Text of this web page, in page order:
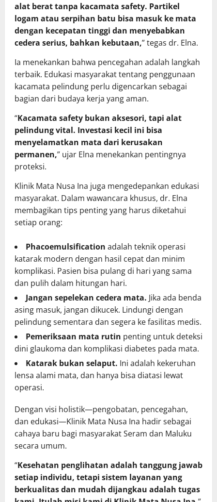
alat berat tanpa kacamata safety. Partikel
logam atau serpihan batu bisa masuk ke mata
dengan kecepatan tinggi dan menyebabkan
cedera serius, bahkan kebutaan,” tegas dr. Elna.
Ia menekankan bahwa pencegahan adalah langkah
terbaik. Edukasi masyarakat tentang penggunaan
kacamata pelindung perlu digencarkan sebagai
bagian dari budaya kerja yang aman.
“Kacamata safety bukan aksesori, tapi alat
pelindung vital. Investasi kecil ini bisa
menyelamatkan mata dari kerusakan
permanen,” ujar Elna menekankan pentingnya
proteksi.
Klinik Mata Nusa Ina juga mengedepankan edukasi
masyarakat. Dalam wawancara khusus, dr. Elna
membagikan tips penting yang harus diketahui
setiap orang:
Phacoemulsification adalah teknik operasi
katarak modern dengan hasil cepat dan minim
komplikasi. Pasien bisa pulang di hari yang sama
dan pulih dalam hitungan hari.
Jangan sepelekan cedera mata. Jika ada benda
asing masuk, jangan dikucek. Lindungi dengan
pelindung sementara dan segera ke fasilitas medis.
Pemeriksaan mata rutin penting untuk deteksi
dini glaukoma dan komplikasi diabetes pada mata.
Katarak bukan selaput. Ini adalah kekeruhan
lensa alami mata, dan hanya bisa diatasi lewat
operasi.
Dengan visi holistik—pengobatan, pencegahan,
dan edukasi—Klinik Mata Nusa Ina hadir sebagai
cahaya baru bagi masyarakat Seram dan Maluku
secara umum.
“Kesehatan penglihatan adalah tanggung jawab
setiap individu, tetapi sistem layanan yang
berkualitas dan mudah dijangkau adalah tugas